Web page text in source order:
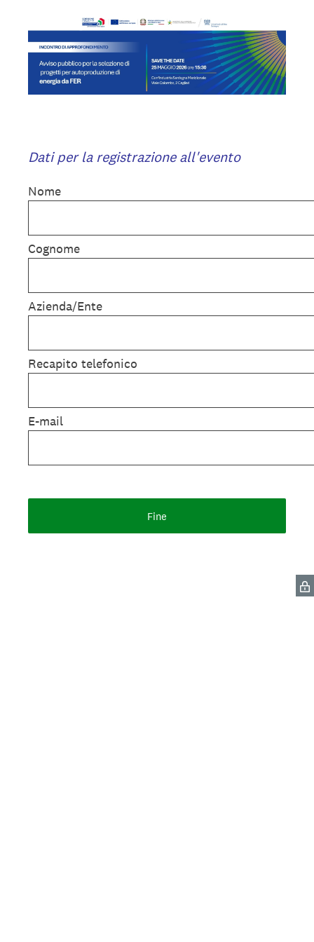
Dati per la registrazione all'evento
Nome
Cognome
Azienda/Ente
Recapito telefonico
E-mail
Fine